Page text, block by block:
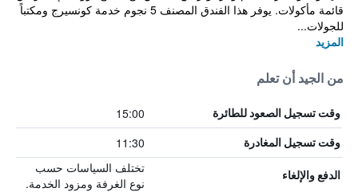
قائمة مأكولات. يوفر هذا الفندق المصنف 5 نجوم خدمة كونسيرج ومكتباً
للجولات...
المزيد
من الجيد أن تعلم
وقت تسجيل الصعود للطائرة 15:00
وقت تسجيل المغادرة 11:30
الدفع والإلغاء
تختلف السياسات حسب
نوع الغرفة ومزود الخدمة.